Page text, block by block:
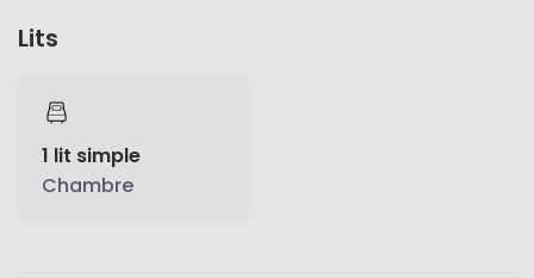
Lits
1 lit simple
Chambre